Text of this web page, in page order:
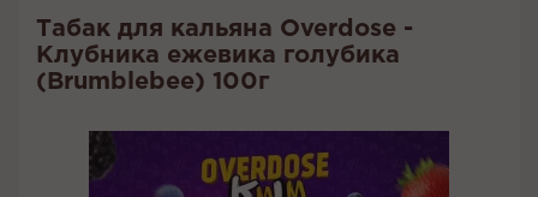
Табак для кальяна Overdose -
Клубника ежевика голубика
(Brumblebee) 100г